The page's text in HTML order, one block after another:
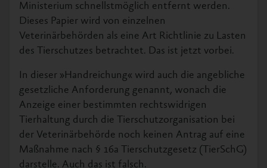
Ministerium schnellstmöglich entfernt werden.
Dieses Papier wird von einzelnen
Veterinärbehörden als eine Art Richtlinie zu Lasten
des Tierschutzes betrachtet. Das ist jetzt vorbei.
In dieser »Handreichung« wird auch die angebliche
gesetzliche Anforderung genannt, wonach die
Anzeige einer bestimmten rechtswidrigen
Tierhaltung durch die Tierschutzorganisation bei
der Veterinärbehörde noch keinen Antrag auf eine
Maßnahme nach § 16a Tierschutzgesetz (TierSchG)
darstelle. Auch das ist falsch.